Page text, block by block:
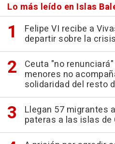
Lo más leído en Islas
Felipe VI recibe a
departir sobre la
Ceuta "no
menores no
solidaridad del resto
Llegan 57 migrantes
pateras a las islas